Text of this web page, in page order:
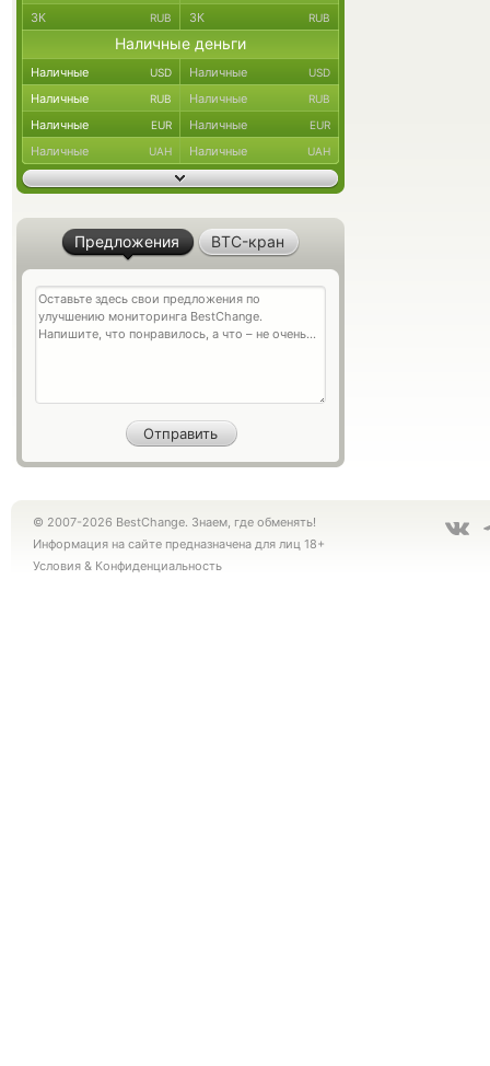
ЗК RUB ЗК RUB
Наличные деньги
Наличные USD Наличные USD
Наличные RUB Наличные RUB
Наличные EUR Наличные EUR
Наличные UAH Наличные UAH
Предложения BTC-кран
© 2007-2026 BestChange. Знаем, где обменять!
Информация на сайте предназначена для лиц 18+
Условия & Конфиденциальность